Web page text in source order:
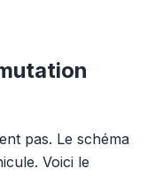
pas. Le schéma
Voici le